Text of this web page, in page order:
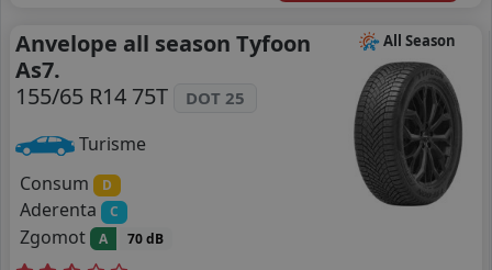
All Season
Anvelope all season Tyfoon
As7.
155/65 R14 75T
DOT 25
Turisme
Consum
D
Aderenta C
Zgomot A 70 dB